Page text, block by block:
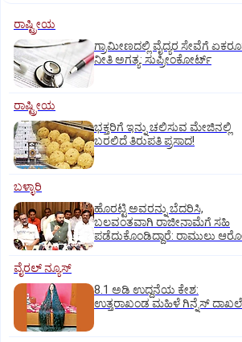
ರಾಷ್ಟ್ರೀಯ
ಗ್ರಾಮೀಣದಲ್ಲಿ ವೈದ್ಯರ ಸೇವೆಗೆ
ನೀತಿ ಅಗತ್ಯ: ಸುಪ್ರೀಂಕೋರ್ಟ್‌
ರಾಷ್ಟ್ರೀಯ
ಭಕ್ತರಿಗೆ ಇನ್ನು ಚಲಿಸುವ ಮೇಜಿನಲ್ಲಿ
ಬರಲಿದೆ ತಿರುಪತಿ ಪ್ರಸಾದ!
ಬಳ್ಳಾರಿ
ಹೊರಟ್ಟಿ ಅವರನ್ನು ಬೆದರಿಸಿ,
ಬಲವಂತವಾಗಿ ರಾಜೀನಾಮೆಗೆ ಸಹಿ
ಪಡೆದುಕೊಂಡಿದ್ದಾರೆ: ರಾಮುಲು
ವೈರಲ್ ನ್ಯೂಸ್
8.1 ಅಡಿ ಉದ್ದನೆಯ ಕೇಶ:
ಉತ್ತರಾಖಂಡ ಮಹಿಳೆ ಗಿನ್ನೆಸ್‌ ದಾಖಲೆ